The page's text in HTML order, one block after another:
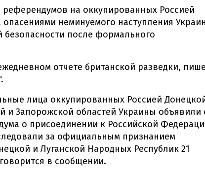
референдумов на оккупированных Россией
неминуемого наступления
после формального
отчете британской разведки,
лица оккупированных Россией
и Запорожской областей Украины объявили
о присоединении к Российской
за официальным признанием
и Луганской Народных Республик 21
в сообщении.